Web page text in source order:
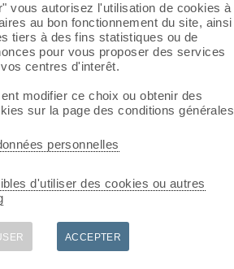
800 m.
montée : PD-
ski :3.3 E1
100 m
des chalets de l'Ebaudiaz
vous autorisez l'utilisation de cookies à
au bon fonctionnement du site, ainsi
tiers à des fins statistiques ou de
pour vous proposer des services
centres d'interêt.
modifier ce choix ou obtenir des
sur la page des conditions générales
personnelles
d'utiliser des cookies ou autres
ACCEPTER